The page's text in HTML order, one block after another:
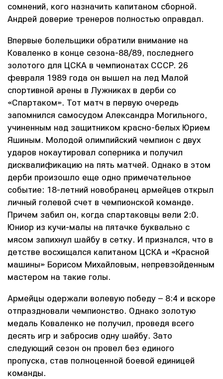
сомнений, кого назначить капитаном сборной.
Андрей доверие тренеров полностью оправдал.
Впервые болельщики обратили внимание на
Коваленко в конце сезона-88/89, последнего
золотого для ЦСКА в чемпионатах СССР. 26
февраля 1989 года он вышел на лед Малой
спортивной арены в Лужниках в дерби со
«Спартаком». Тот матч в первую очередь
запомнился самосудом Александра Могильного,
учиненным над защитником красно-белых Юрием
Яшиным. Молодой олимпийский чемпион с двух
ударов нокаутировал соперника и получил
дисквалификацию на пять матчей. Однако в этом
дерби произошло еще одно примечательное
событие: 18-летний новобранец армейцев открыл
личный голевой счет в чемпионской команде.
Причем забил он, когда спартаковцы вели 2:0.
Юниор из кучи-малы на пятачке буквально с
мясом запихнул шайбу в сетку. И признался, что в
детстве восхищался капитаном ЦСКА и «Красной
машины» Борисом Михайловым, непревзойденным
мастером на такие голы.
Армейцы одержали волевую победу – 8:4 и вскоре
отпраздновали чемпионство. Однако золотую
медаль Коваленко не получил, проведя всего
десять игр и забросив одну шайбу. Зато
следующий сезон он провел без единого
пропуска, став полноценной боевой единицей
команды.